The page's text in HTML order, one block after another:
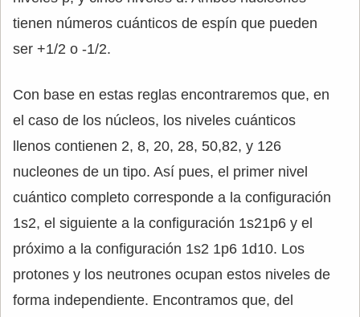
tienen números cuánticos de espín que pueden
ser +1/2 o -1/2.
Con base en estas reglas encontraremos que, en
el caso de los núcleos, los niveles cuánticos
llenos contienen 2, 8, 20, 28, 50,82, y 126
nucleones de un tipo. Así pues, el primer nivel
cuántico completo corresponde a la configuración
1s2, el siguiente a la configuración 1s21p6 y el
próximo a la configuración 1s2 1p6 1d10. Los
protones y los neutrones ocupan estos niveles de
forma independiente. Encontramos que, del